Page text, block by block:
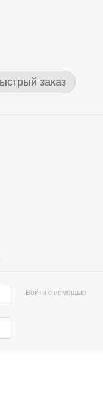
заказ
Войти с помощью